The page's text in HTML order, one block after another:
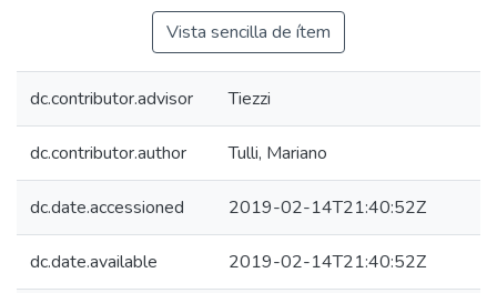
Vista sencilla de ítem
dc.contributor.advisor Tiezzi
dc.contributor.author Tulli, Mariano
dc.date.accessioned 2019-02-14T21:40:52Z
dc.date.available 2019-02-14T21:40:52Z